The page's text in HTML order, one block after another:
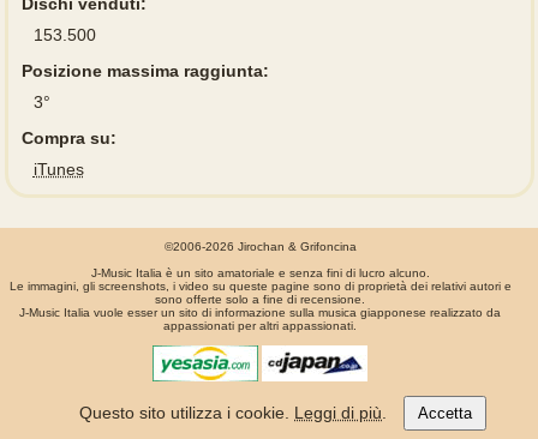
Questo sito utilizza i cookie. Leggi di più Accetta
153.500
Posizione massima raggiunta:
3°
Compra su:
iTunes
©2006-2026 Jirochan & Grifoncina
J-Music Italia è un sito amatoriale e senza fini di lucro alcuno.
Le immagini, gli screenshots, i video su queste pagine sono di proprietà dei relativi autori e
sono offerte solo a fine di recensione.
J-Music Italia vuole esser un sito di informazione sulla musica giapponese realizzato da
appassionati per altri appassionati.